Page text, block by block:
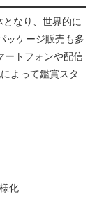
なり、世界的に
ッケージ販売も多
ートフォンや配信
よって鑑賞スタ
化